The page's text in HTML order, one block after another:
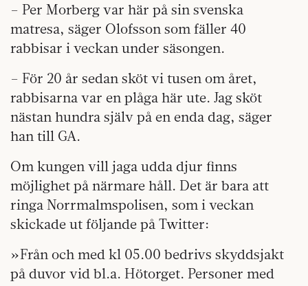
– Per Morberg var här på sin svenska
matresa, säger Olofsson som fäller 40
rabbisar i veckan under säsongen.
– För 20 år sedan sköt vi tusen om året,
rabbisarna var en plåga här ute. Jag sköt
nästan hundra själv på en enda dag, säger
han till GA.
Om kungen vill jaga udda djur finns
möjlighet på närmare håll. Det är bara att
ringa Norrmalmspolisen, som i veckan
skickade ut följande på Twitter:
»Från och med kl 05.00 bedrivs skyddsjakt
på duvor vid bl.a. Hötorget. Personer med